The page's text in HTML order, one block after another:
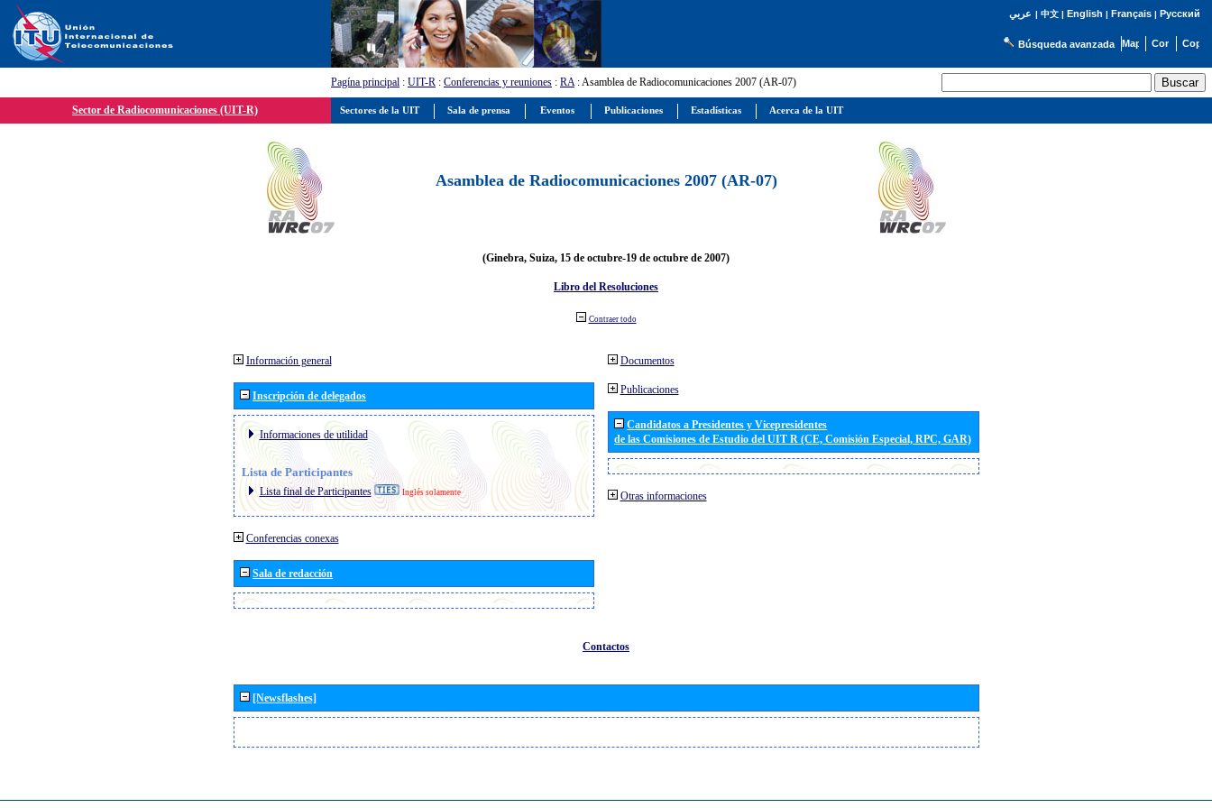
عربي | 中文| English | Français| Русский
Búsqueda avanzada
Pagína principal : UIT-R : Conferencias y reuniones : RA: Asamblea de Radiocomunicaciones 2007 (AR-07)
Sector de Radiocomunicaciones (UIT-R)
Asamblea de Radiocomunicaciones 2007 (AR-07)
(Ginebra, Suiza, 15 de octubre-19 de octubre de 2007)
Libro del Resoluciones
Contraer todo
Información general
Inscripción de delegados
Informaciones de utilidad
Lista de Participantes
Lista final de Participantes Inglés solamente
Conferencias conexas
Sala de redacción
Documentos
Publicaciones
Candidatos a Presidentes y Vicepresidentes
de las Comisiones de Estudio del UIT R (CE, Comisión Especial, RPC, GAR)
Otras informaciones
Contactos
[Newsflashes]
Sectores de la UIT Sala de prensa Eventos Publicaciones Estadísticas Acerca de la UIT